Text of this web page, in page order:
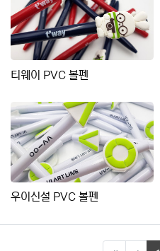
티웨이 PVC 볼펜
우이신설 PVC 볼펜